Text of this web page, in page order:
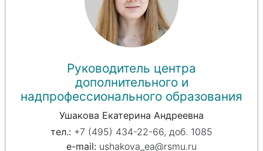
Руководитель центра
дополнительного и
надпрофессионального образования
Ушакова Екатерина Андреевна
+7 (495) 434-22-66, доб. 1085
ushakova_ea@rsmu.ru